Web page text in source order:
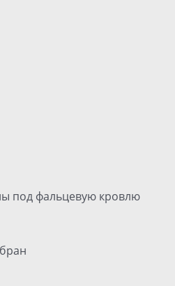
под фальцевую кровлю